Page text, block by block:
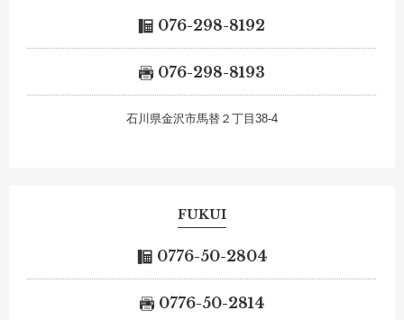
076-298-8192
076-298-8193
石川県金沢市馬替２丁目38-4
FUKUI
0776-50-2804
0776-50-2814